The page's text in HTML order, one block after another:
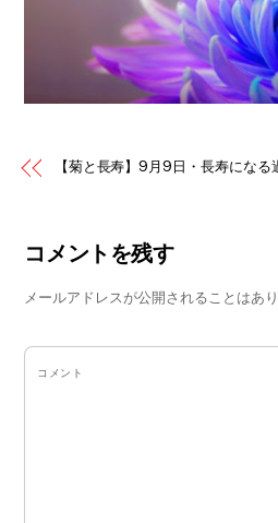
【菊と長寿】9月9日・長寿になる
コメントを残す
メールアドレスが公開されることはあり
コメント